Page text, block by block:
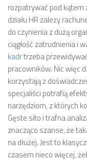
rozpatrywać pod kątem
działu HR zależy
do czynienia z dużą
ciągłość zatrudnienia i
kadrtrzeba
pracowników. Nic więc
korzystają z
specjaliści potrafią
narzędziom, z których
Gęste sito i trafna
znacząco szanse, że
na dłużej. Jest to
czasem nieco więcej,